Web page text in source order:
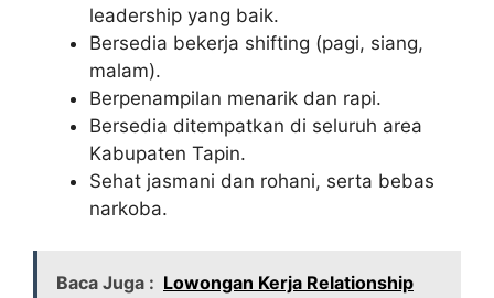
leadership yang baik.
Bersedia bekerja shifting (pagi, siang,
malam).
Berpenampilan menarik dan rapi.
Bersedia ditempatkan di seluruh area
Kabupaten Tapin.
Sehat jasmani dan rohani, serta bebas
narkoba.
Baca Juga : Lowongan Kerja Relationship